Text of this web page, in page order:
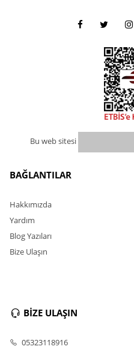
Bu web sitesi
BAĞLANTILAR
Hakkımızda
Yardım
Blog Yazıları
Bize Ulaşın
BİZE ULAŞIN
05323118916